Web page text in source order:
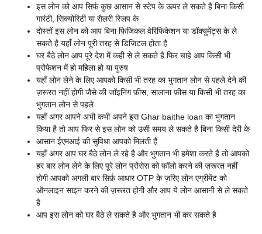
इस लोन को आप सिर्फ़ कुछ आसान से स्टेप के ऊपर ले सकते है बिना किसी
गारंटी, सिक्योरिटी या सैलरी स्लिप के
दोस्तों इस लोन को आप बिना फिजिकल वेरिफिकेशन या डॉक्युमेंट्स के ले
सकते है यहाँ लोन पूरी तरह से डिजिटल होता है
घर बैठे लोन आप पूरे देश में कही से ले सकते है फिर चाहे आप किसी भी
प्रोफेशन में हो महिला हो या पुरुष
यहाँ लोन लेने के लिए आपको किसी भी तरह का भुगतान लोन से पहले देने की
ज़रूरत नहीं होगी जैसे की जॉइनिंग फ़ीस, सालाना फ़ीस या किसी भी तरह का
भुगतान लोन से पहले
यहाँ अगर आपने अभी कभी अपने इस Ghar baithe loan का भुगतान
किया है तो आप फिर से इस लोन को उसी समय ले सकते है बिना किसी देरी के
आसान ईएमआई की सुविधा आपको मिलती है
यहाँ अगर आप घर बैठे लोन ले रहे है और भुगतान भी हमेशा करते है तो आपको
हर बार लोन लेने के लिए पूरे लोन प्रोसेस को फॉलो करने की ज़रूरत नहीं
होगी आपको अगली बार सिर्फ़ आधार OTP के ज़रिए लोन एग्रीमेंट को
ऑनलाइन साइन करने की ज़रूरत होगी और आप ये लोन आसानी से ले सकते
है
आप इस लोन को घर बैठे ले सकते है और भुगतान भी कर सकते है